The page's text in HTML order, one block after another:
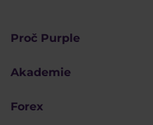
Proč Purple
Akademie
Forex